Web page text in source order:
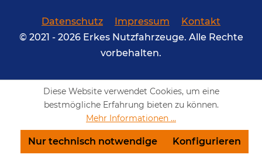
Datenschutz Impressum
Kontakt
© 2021 - 2026 Erkes Nutzfahrzeuge. Alle Rechte
vorbehalten.
Diese Website verwendet Cookies, um eine
bestmögliche Erfahrung bieten zu können.
Mehr Informationen ...
Nur technisch notwendige Konfigurieren